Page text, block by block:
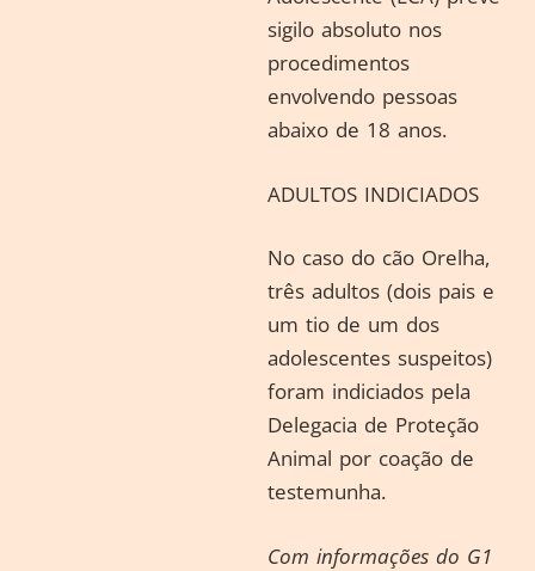
sigilo absoluto nos
procedimentos
envolvendo pessoas
abaixo de 18 anos.
ADULTOS INDICIADOS
No caso do cão Orelha,
três adultos (dois pais e
um tio de um dos
adolescentes suspeitos)
foram indiciados pela
Delegacia de Proteção
Animal por coação de
testemunha.
Com informações do G1